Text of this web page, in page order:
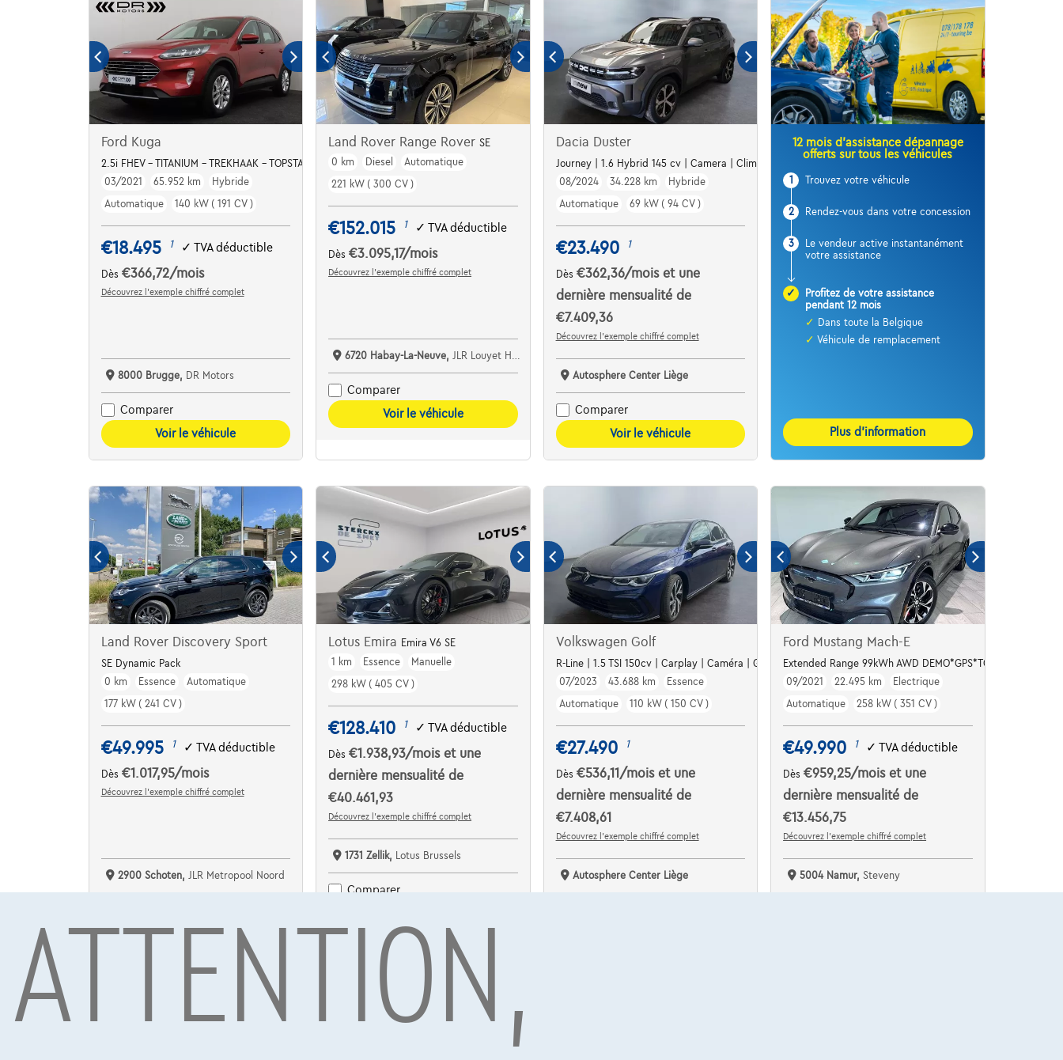
Ford Kuga
2.5i FHEV - TITANIUM - TREKHAAK - TOPSTAAT
03/2021
65.952 km
Hybride
Automatique
140 kW ( 191 CV )
€18.495 1 ✓ TVA déductible
Dès €366,72/mois
Découvrez l’exemple chiffré complet
8000 Brugge, DR Motors
Comparer
Voir le véhicule
Land Rover Range RoverSE
0 km
Diesel
Automatique
221 kW ( 300 CV )
€152.015 1 ✓TVA déductible
Dès€3.095,17/mois
Découvrez l’exemple chiffré complet
6720 Habay-La-Neuve, JLR Louyet Habay
Comparer
Voir le véhicule
Dacia Duster
Journey | 1.6 Hybrid 145 cv | Camera | Clim | Carplay | Cruise
08/2024
34.228 km
Hybride
Automatique
69 kW ( 94 CV )
€23.490 1
Dès €362,36/mois et une
dernière mensualité de
€7.409,36
Découvrez l’exemple chiffré complet
Autosphere Center Liège
Comparer
Voir le véhicule
12 mois d’assistance dépannage
offerts sur tous les véhicules
1 Trouvez votre véhicule
2 Rendez-vous dans votre concession
3
Le vendeur active instantanément
votre assistance
✓
Profitez de votre assistance
pendant 12 mois
✓ Dans toute la Belgique
✓ Véhicule de remplacement
Plus d’information
Land Rover Discovery Sport
SE Dynamic Pack
0 km
Essence
Automatique
177 kW ( 241 CV )
€49.995 1 ✓ TVA déductible
Dès €1.017,95/mois
Découvrez l’exemple chiffré complet
2900 Schoten, JLR Metropool Noord
Voir le véhicule
Lotus Emira Emira V6 SE
1 km
Essence
Manuelle
298 kW ( 405 CV )
€128.410 1 ✓TVA déductible
Dès€1.938,93/moiset une
dernière mensualité de
€40.461,93
Découvrez l’exemple chiffré complet
1731 Zellik, Lotus Brussels
Comparer
Volkswagen Golf
R-Line | 1.5 TSI 150cv | Carplay | Caméra | GPS | Led Matrix
07/2023
43.688 km
Essence
Automatique
110 kW ( 150 CV )
€27.490 1
Dès €536,11 /mois et une
dernière mensualité de
€7.408,61
Découvrez l’exemple chiffré complet
Autosphere Center Liège
Ford Mustang Mach-E
Extended Range 99kWh AWD DEMO*GPS*TOIT
09/2021
22.495 km
Electrique
Automatique
258 kW ( 351 CV )
€49.990 1 ✓TVA déductible
Dès€959,25/moiset une
dernière mensualité de
€13.456,75
Découvrez l’exemple chiffré complet
5004 Namur,Steveny
ATTENTION,